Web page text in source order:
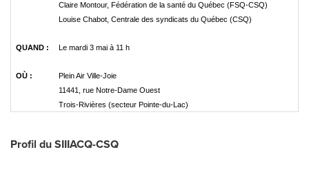
Claire Montour, Fédération de la santé du Québec (FSQ-CSQ)
Louise Chabot, Centrale des syndicats du Québec (CSQ)
QUAND : Le mardi 3 mai à 11 h
OÙ :
Plein Air Ville-Joie
11441, rue Notre-Dame Ouest
Trois-Rivières (secteur Pointe-du-Lac)
Profil du SIIIACQ-CSQ